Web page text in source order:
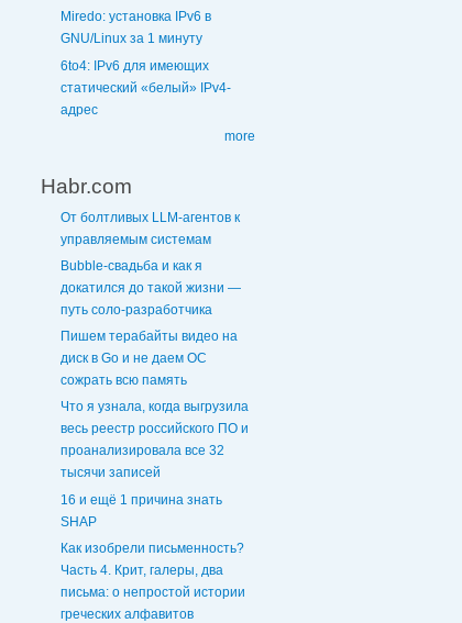
Miredo: установка IPv6 в
GNU/Linux за 1 минуту
6to4: IPv6 для имеющих
статический «белый» IPv4-
адрес
more
Habr.com
От болтливых LLM-агентов к
управляемым системам
Bubble-свадьба и как я
докатился до такой жизни —
путь соло-разработчика
Пишем терабайты видео на
диск в Go и не даем ОС
сожрать всю память
Что я узнала, когда выгрузила
весь реестр российского ПО и
проанализировала все 32
тысячи записей
16 и ещё 1 причина знать
SHAP
Как изобрели письменность?
Часть 4. Крит, галеры, два
письма: о непростой истории
греческих алфавитов